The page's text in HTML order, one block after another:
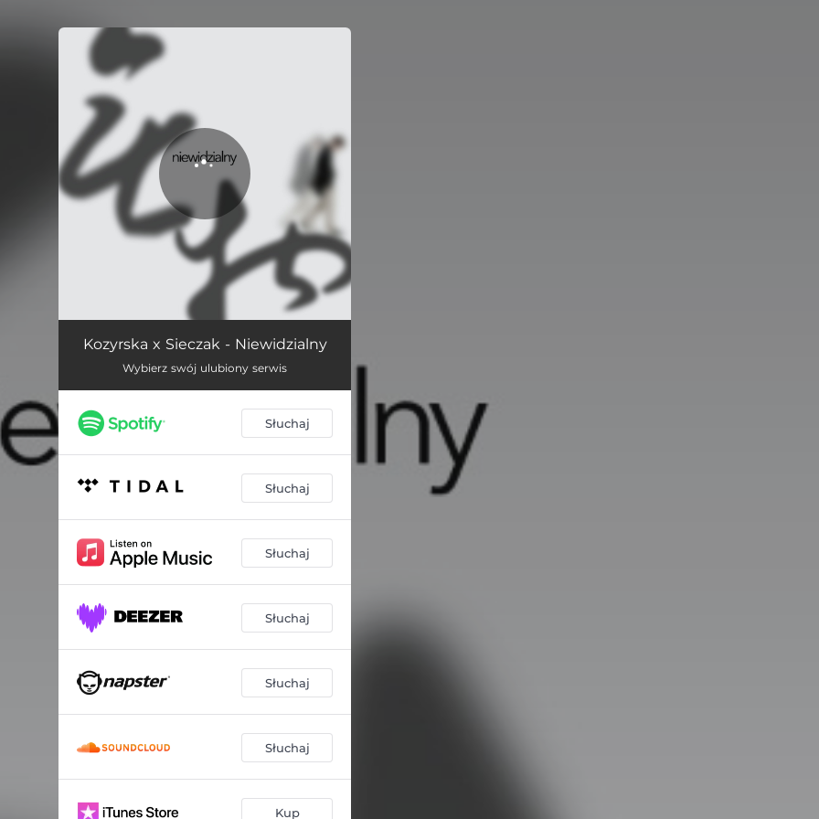
You're all set!
Niewidzialny 04:44
Kozyrska x Sieczak - Niewidzialny
Wybierz swój ulubiony serwis
Słuchaj
Słuchaj
Słuchaj
Słuchaj
Słuchaj
Słuchaj
Kup